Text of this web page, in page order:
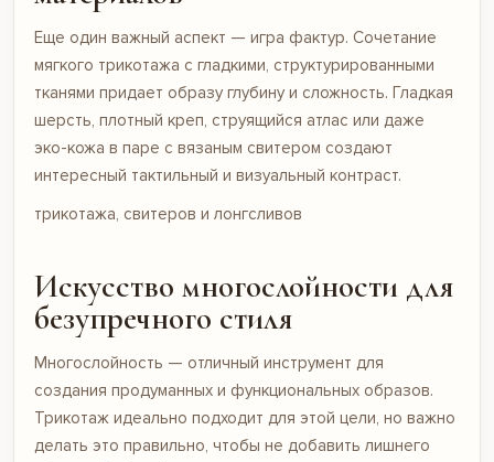
Еще один важный аспект — игра фактур. Сочетание
мягкого трикотажа с гладкими, структурированными
тканями придает образу глубину и сложность. Гладкая
шерсть, плотный креп, струящийся атлас или даже
эко-кожа в паре с вязаным свитером создают
интересный тактильный и визуальный контраст.
трикотажа, свитеров и лонгсливов
Искусство многослойности для
безупречного стиля
Многослойность — отличный инструмент для
создания продуманных и функциональных образов.
Трикотаж идеально подходит для этой цели, но важно
делать это правильно, чтобы не добавить лишнего